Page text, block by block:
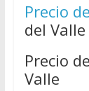
Precio
del Valle
Precio
Valle